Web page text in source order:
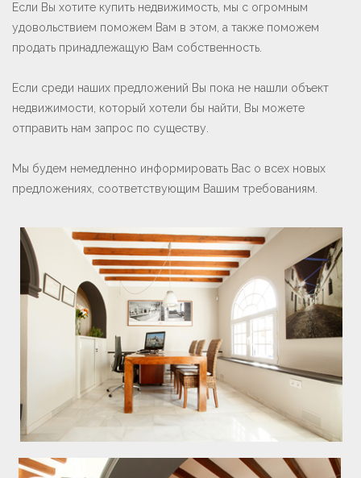
Если Вы хотите купить недвижимость, мы с огромным
удовольствием поможем Вам в этом, а также поможем
продать принадлежащую Вам собственность.
Если среди наших предложений Вы пока не нашли объект
недвижимости, который хотели бы найти, Вы можете
отправить нам запрос по существу.
Мы будем немедленно информировать Вас о всех новых
предложениях, соответствующим Вашим требованиям.